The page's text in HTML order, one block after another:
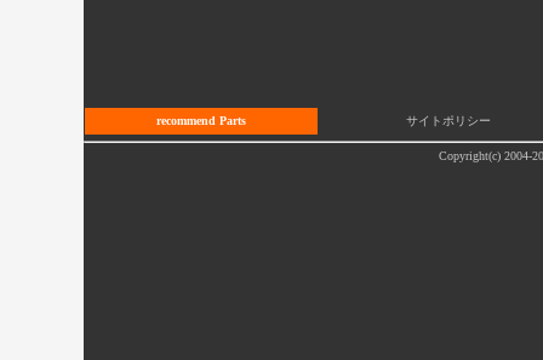
recommend Parts サイトポリシー
Copyright(c) 2004-